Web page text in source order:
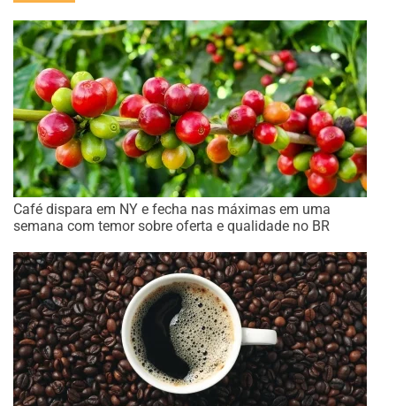
Café dispara em NY e fecha nas máximas em uma
semana com temor sobre oferta e qualidade no BR